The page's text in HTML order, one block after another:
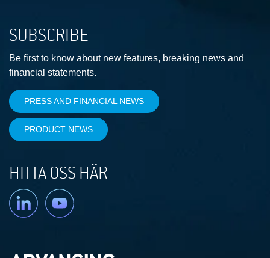
SUBSCRIBE
Be first to know about new features, breaking news and
financial statements.
PRESS AND FINANCIAL NEWS
PRODUCT NEWS
HITTA OSS HÄR
Linkedin YouTube